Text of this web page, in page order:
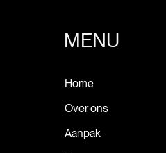
MENU
Home
Over ons
Aanpak